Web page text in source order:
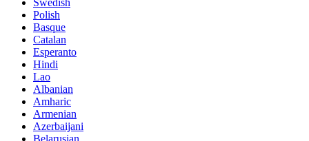
Swedish
Polish
Basque
Catalan
Esperanto
Hindi
Lao
Albanian
Amharic
Armenian
Azerbaijani